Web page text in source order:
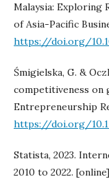
Malaysia: Exploring
of Asia-Pacific
https://doi.org/
Śmigielska, G. &
competitiveness on
Entrepreneurship
https://doi.org/
Statista, 2023.
2010 to 2022.